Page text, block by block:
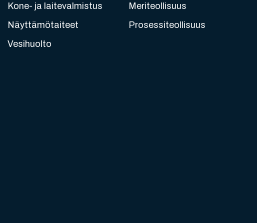
Kone- ja laitevalmistus
Meriteollisuus
Näyttämötaiteet
Prosessiteollisuus
Vesihuolto